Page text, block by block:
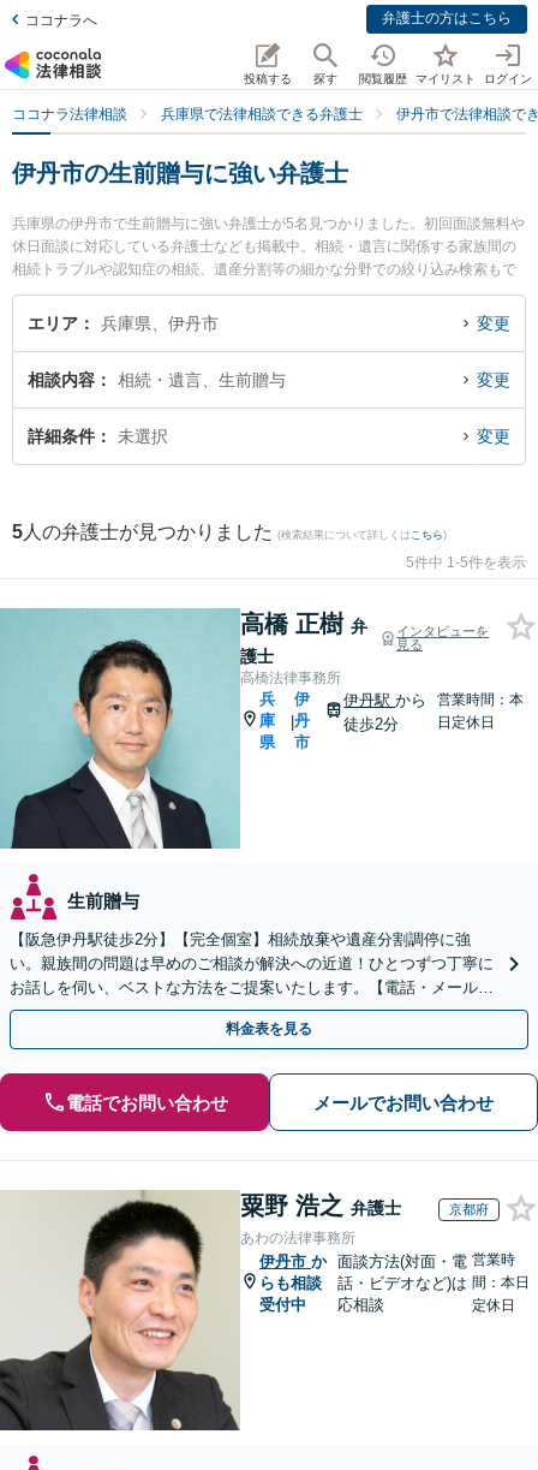
ココナラへ 弁護士の方はこちら
投稿する 探す 閲覧履歴 マイリスト ログイン
ココナラ法律相談 兵庫県で法律相談できる弁護士 伊丹市で法律相談で
伊丹市の生前贈与に強い弁護士
兵庫県の伊丹市で生前贈与に強い弁護士が5名見つかりました。初回面談無料や
休日面談に対応している弁護士なども掲載中。相続・遺言に関係する家族間の
相続トラブルや認知症の相続、遺産分割等の細かな分野での絞り込み検索もで
き便利です。特に高橋法律事務所の高橋 正樹弁護士やITO法律事務所の辻本 貴
裕弁護士、ブルースター法律事務所の上田 周弁護士のプロフィール情報や弁護
実績豊富な近くの弁護士を検索したい』『初回相談無料で生前贈与を法律相談
できる伊丹市内の弁護士に相談予約したい』などでお困りの相談者さんにおす
すめです。
エリア 兵庫県、伊丹市 変更
相談内容 相続・遺言、生前贈与 変更
詳細条件 未選択 変更
5 人の弁護士が見つかりました (検索結果について詳しくは こちら)
5件中 1-5件を表示
高橋 正樹 弁
護士
インタビューを
見る
高橋法律事務所
兵
庫
県
|
伊
丹
市
伊丹駅から
徒歩2分
営業時間：本
日定休日
生前贈与
【阪急伊丹駅徒歩2分】【完全個室】相続放棄や遺産分割調停に強
い。親族間の問題は早めのご相談が解決への近道！ひとつずつ丁寧に
お話しを伺い、ベストな方法をご提案いたします。【電話・メール相
談初回無料】【休日夜間対応可】【オンライン可能】
料金表を見る
電話でお問い合わせ メールでお問い合わせ
粟野 浩之 弁護士 京都府
あわの法律事務所
伊丹市 か
らも相談
受付中
面談方法(対面・電
話・ビデオなど)は
応相談
営業時
間：本日
定休日